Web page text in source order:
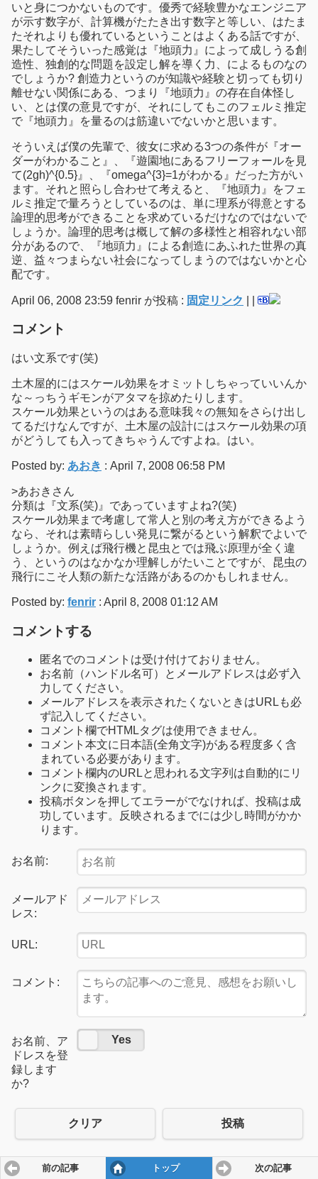
いと身につかないものです。優秀で経験豊かなエンジニア
が示す数字が、計算機がたたき出す数字と等しい、はたま
たそれよりも優れているということはよくある話ですが、
果たしてそういった感覚は『地頭力』によって成しうる創
造性、独創的な問題を設定し解を導く力、によるものなの
でしょうか? 創造力というのが知識や経験と切っても切り
離せない関係にある、つまり『地頭力』の存在自体怪し
い、とは僕の意見ですが、それにしてもこのフェルミ推定
で『地頭力』を量るのは筋違いでないかと思います。
そういえば僕の先輩で、彼女に求める3つの条件が『オー
ダーがわかること』、『遊園地にあるフリーフォールを見
て(2gh)^{0.5}』、『omega^{3}=1がわかる』だった方がい
ます。それと照らし合わせて考えると、『地頭力』をフェ
ルミ推定で量ろうとしているのは、単に理系が得意とする
論理的思考ができることを求めているだけなのではないで
しょうか。論理的思考は概して解の多様性と相容れない部
分があるので、『地頭力』による創造にあふれた世界の真
逆、益々つまらない社会になってしまうのではないかと心
配です。
April 06, 2008 23:59 fenrir が投稿 : 固定リンク
コメント
はい文系です(笑)
土木屋的にはスケール効果をオミットしちゃっていいんか
な～っちうギモンがアタマを掠めたりします。
スケール効果というのはある意味我々の無知をさらけ出し
てるだけなんですが、土木屋の設計にはスケール効果の項
がどうしても入ってきちゃうんですよね。はい。
Posted by: あおき : April 7, 2008 06:58 PM
>あおきさん
分類は『文系(笑)』であっていますよね?(笑)
スケール効果まで考慮して常人と別の考え方ができるよう
なら、それは素晴らしい発見に繋がるという解釈でよいで
しょうか。例えば飛行機と昆虫とでは飛ぶ原理が全く違
う、というのはなかなか理解しがたいことですが、昆虫の
飛行にこそ人類の新たな活路があるのかもしれません。
Posted by: fenrir : April 8, 2008 01:12 AM
コメントする
匿名でのコメントは受け付けておりません。
お名前（ハンドル名可）とメールアドレスは必ず入
力してください。
メールアドレスを表示されたくないときはURLも必
ず記入してください。
コメント欄でHTMLタグは使用できません。
コメント本文に日本語(全角文字)がある程度多く含
まれている必要があります。
コメント欄内のURLと思われる文字列は自動的にリ
ンクに変換されます。
投稿ボタンを押してエラーがでなければ、投稿は成
功しています。反映されるまでには少し時間がかか
ります。
お名前:
メールアド
レス:
URL:
コメント:
お名前、ア
ドレスを登
録します
か?
No Yes
クリア 投稿
前の記事 トップ 次の記事